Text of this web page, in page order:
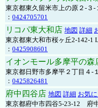
東京都東久留米市上の原２-３-
： 0424705701
リコパ東大和店 地図 詳細
東京都東大和市桜ヶ丘2-142-1
： 0425908601
イオンモール多摩平の森
東京都日野市多摩平２丁目４-
： 0425826481
府中四谷店 地図 詳細 お気
東京都府中市四谷5-23-12 府